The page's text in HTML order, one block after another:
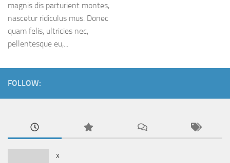
magnis dis parturient montes,
nascetur ridiculus mus. Donec
quam felis, ultricies nec,
pellentesque eu,...
FOLLOW:
x